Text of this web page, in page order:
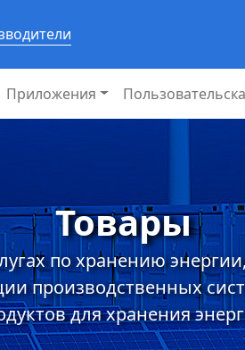
Приложения
Товары
по хранению
производственных
для хранения